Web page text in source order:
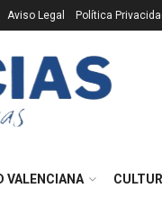
Aviso Legal Política
VALENCIANA